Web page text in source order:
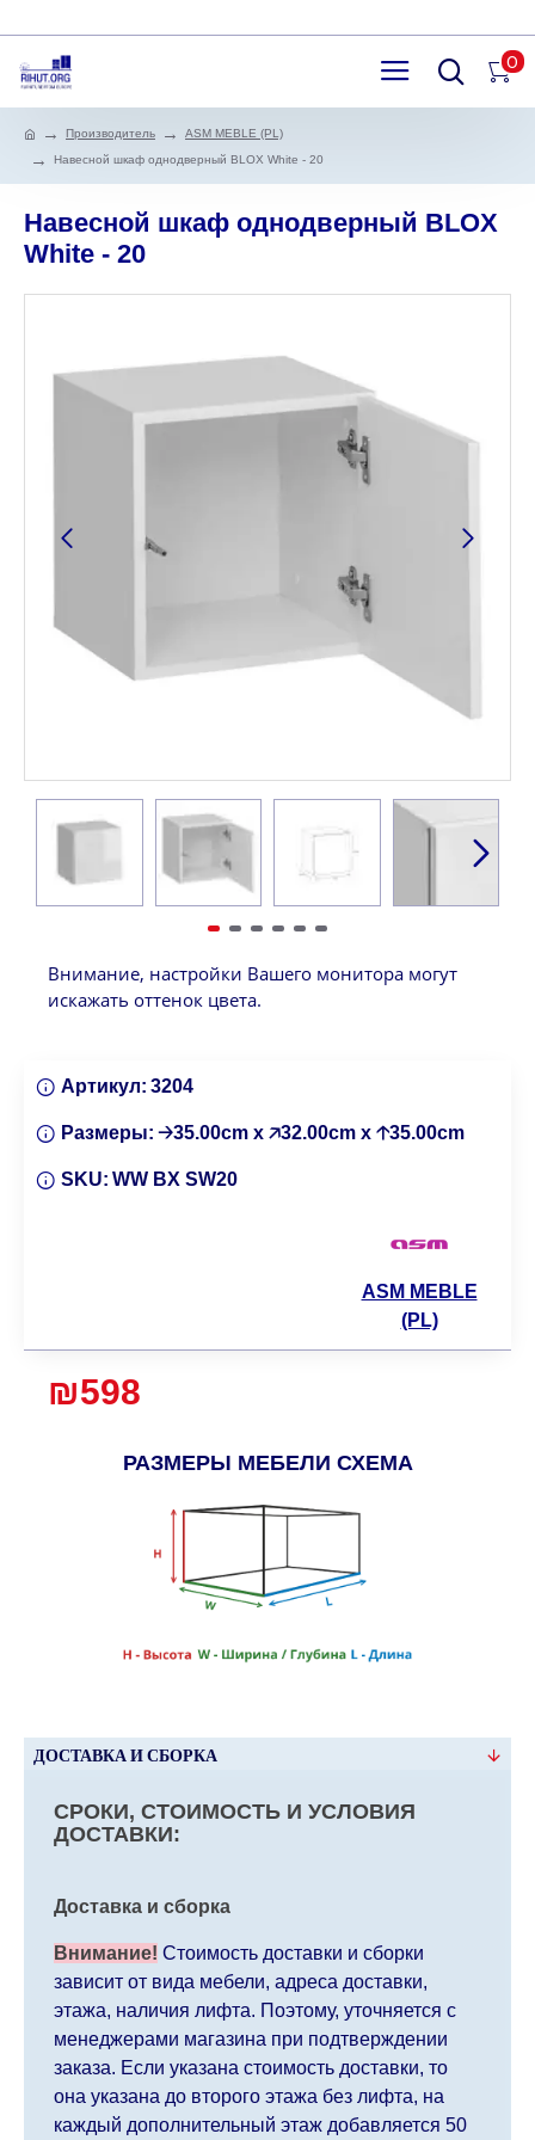
0
Производитель
ASM MEBLE (PL)
Навесной шкаф однодверный BLOX White - 20
Навесной шкаф однодверный BLOX
White - 20
Внимание, настройки Вашего монитора могут
искажать оттенок цвета.
РАЗМЕРЫ МЕБЕЛИ СХЕМА
₪598
Артикул: 3204
Размеры: 🡢35.00cm x 🡥32.00cm x 🡡35.00cm
SKU: WW BX SW20
ASM MEBLE
(PL)
ДОСТАВКА И СБОРКА
СРОКИ, СТОИМОСТЬ И УСЛОВИЯ
ДОСТАВКИ:
Доставка и сборка
Внимание! Стоимость доставки и сборки
зависит от вида мебели, адреса доставки,
этажа, наличия лифта. Поэтому, уточняется с
менеджерами магазина при подтверждении
заказа. Если указана стоимость доставки, то
она указана до второго этажа без лифта, на
каждый дополнительный этаж добавляется 50